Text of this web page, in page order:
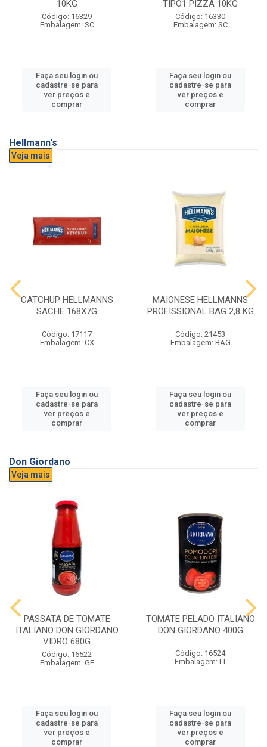
10KG
Código: 16329
Embalagem: SC
Faça seu login ou
cadastre-se para
ver preços e
comprar
TIPO1 PIZZA 10KG
Código: 16330
Embalagem: SC
Faça seu login ou
cadastre-se para
ver preços e
comprar
Hellmann's
Veja mais
CATCHUP HELLMANNS
SACHE 168X7G
Código: 17117
Embalagem: CX
Faça seu login ou
cadastre-se para
ver preços e
comprar
MAIONESE HELLMANNS
PROFISSIONAL BAG 2,8 KG
Código: 21453
Embalagem: BAG
Faça seu login ou
cadastre-se para
ver preços e
comprar
Don Giordano
Veja mais
PASSATA DE TOMATE
ITALIANO DON GIORDANO
VIDRO 680G
Código: 16522
Embalagem: GF
Faça seu login ou
cadastre-se para
ver preços e
comprar
TOMATE PELADO ITALIANO
DON GIORDANO 400G
Código: 16524
Embalagem: LT
Faça seu login ou
cadastre-se para
ver preços e
comprar